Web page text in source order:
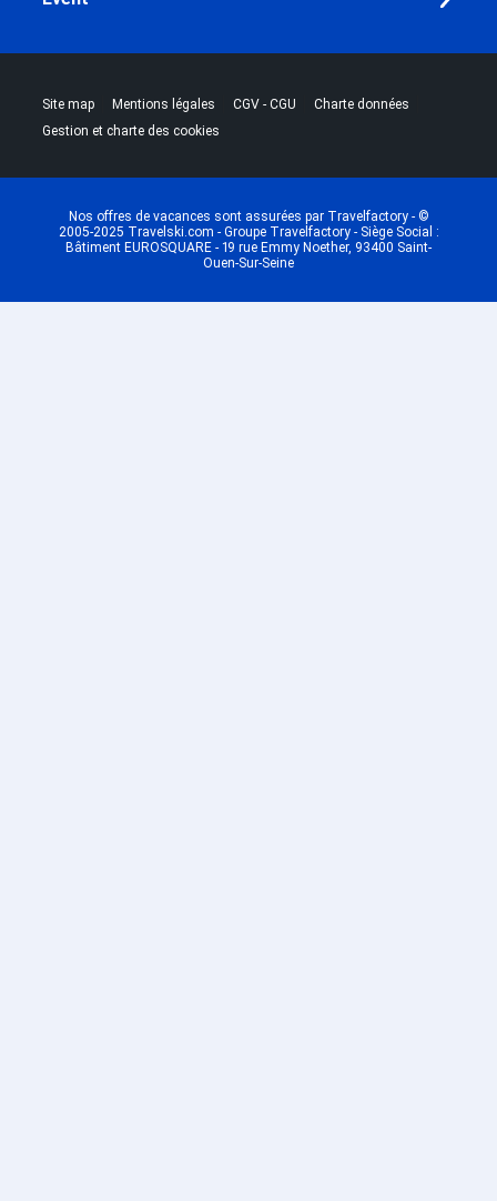
Site map |Mentions légales |CGV - CGU |Charte données
Gestion et charte des cookies
Nos offres de vacances sont assurées par Travelfactory - ©
2005-2025 Travelski.com - Groupe Travelfactory - Siège Social :
Bâtiment EUROSQUARE - 19 rue Emmy Noether, 93400 Saint-
Ouen-Sur-Seine